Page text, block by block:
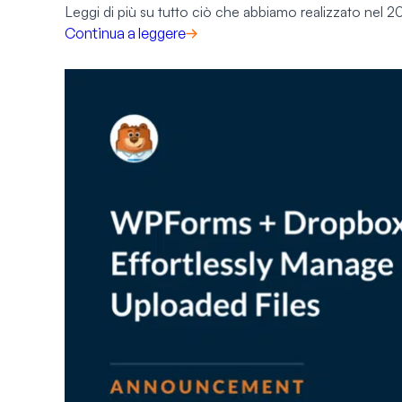
Leggi di più su tutto ciò che abbiamo realizzato nel
Continua a leggere